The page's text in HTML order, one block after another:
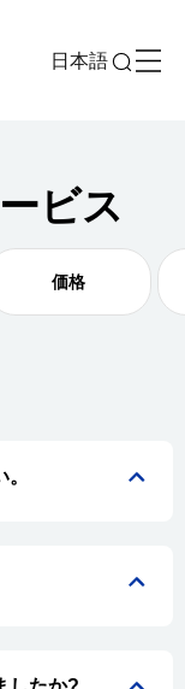
日本語
ビス
価格